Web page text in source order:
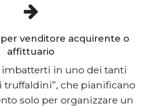
venditore acquirente o
affittuario
in uno dei tanti
truffaldini”, che pianificano
solo per organizzare un